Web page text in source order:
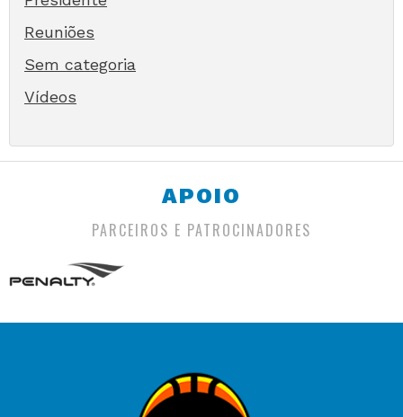
Reuniões
Sem categoria
Vídeos
APOIO
PARCEIROS E PATROCINADORES